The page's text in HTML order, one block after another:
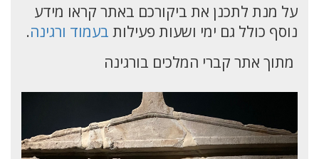
על מנת לתכנן את ביקורכם באתר קראו מידע
נוסף כולל גם ימי ושעות פעילות בעמוד ורגינה.
מתוך אתר קברי המלכים בורגינה